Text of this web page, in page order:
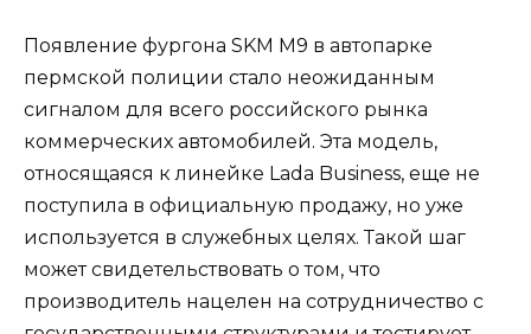
Появление фургона SKM M9 в автопарке
пермской полиции стало неожиданным
сигналом для всего российского рынка
коммерческих автомобилей. Эта модель,
относящаяся к линейке Lada Business, еще не
поступила в официальную продажу, но уже
используется в служебных целях. Такой шаг
может свидетельствовать о том, что
производитель нацелен на сотрудничество с